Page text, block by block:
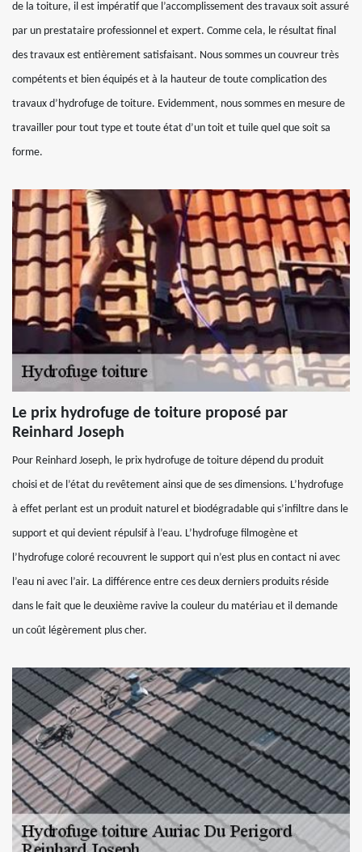
de la toiture, il est impératif que l’accomplissement des travaux soit assuré
par un prestataire professionnel et expert. Comme cela, le résultat final
des travaux est entièrement satisfaisant. Nous sommes un couvreur très
compétents et bien équipés et à la hauteur de toute complication des
travaux d’hydrofuge de toiture. Evidemment, nous sommes en mesure de
travailler pour tout type et toute état d’un toit et tuile quel que soit sa
forme.
Le prix hydrofuge de toiture proposé par
Reinhard Joseph
Pour Reinhard Joseph, le prix hydrofuge de toiture dépend du produit
choisi et de l’état du revêtement ainsi que de ses dimensions. L’hydrofuge
à effet perlant est un produit naturel et biodégradable qui s’infiltre dans le
support et qui devient répulsif à l’eau. L’hydrofuge filmogène et
l’hydrofuge coloré recouvrent le support qui n’est plus en contact ni avec
l’eau ni avec l’air. La différence entre ces deux derniers produits réside
dans le fait que le deuxième ravive la couleur du matériau et il demande
un coût légèrement plus cher.